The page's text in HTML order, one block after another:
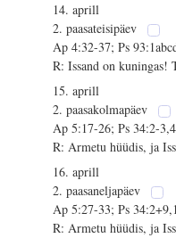
14. aprill
2. paasateisipäev
Ap 4:32-37; Ps
R: Issand on kuningas!
15. aprill
2. paasakolmapäev
Ap 5:17-26; Ps 34:2-
R: Armetu hüüdis, ja
16. aprill
2. paasaneljapäev
Ap 5:27-33; Ps
R: Armetu hüüdis, ja